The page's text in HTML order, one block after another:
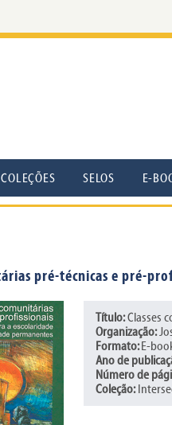
COLEÇÕES SELOS E-
pré-técnicas e pré-
Título:Classes
Organização:
Formato:E-
Ano de
Número de
Coleção: